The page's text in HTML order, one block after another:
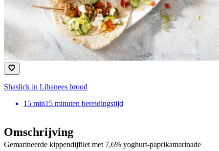
Shaslick in Libanees brood
15 min15 minuten bereidingstijd
Omschrijving
Gemarineerde kippendijfilet met 7,6% yoghurt-paprikamarinade